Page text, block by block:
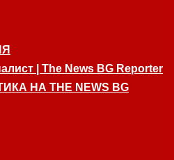
| The News BG Reporter
НА THE NEWS BG